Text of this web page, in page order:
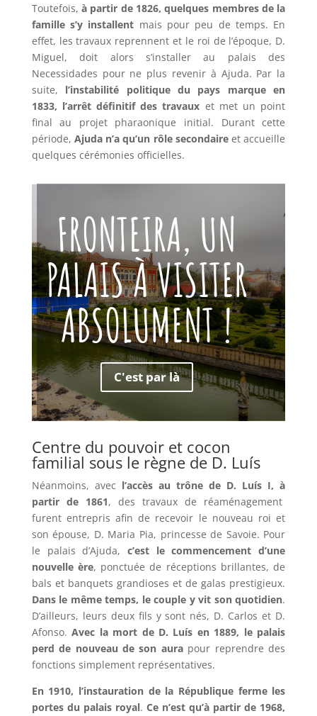
Toutefois,à partir de 1826, quelques membres de la
famille s’y installent mais pour peu de temps. En
effet, les travaux reprennent et le roi de l’époque, D.
Miguel, doit alors s’installer au palais des
Necessidades pour ne plus revenir à Ajuda. Par la
suite, l’instabilité politique du pays marque en
1833, l’arrêt définitif des travaux et met un point
final au projet pharaonique initial. Durant cette
période, Ajuda n’a qu’un rôle secondaireet accueille
quelques cérémonies officielles.
FRONTEIRA, UN
PALAIS À VISITER
ABSOLUMENT !
C'est par là
Centre du pouvoir et cocon
familial sous le règne de D. Luís
Néanmoins, avec l’accès au trône de D. Luís I, à
partir de 1861, des travaux de réaménagement
furent entrepris afin de recevoir le nouveau roi et
son épouse, D. Maria Pia, princesse de Savoie. Pour
le palais d’Ajuda, c’est le commencement d’une
nouvelle ère, ponctuée de réceptions brillantes, de
bals et banquets grandioses et de galas prestigieux.
Dans le même temps, le couple y vit son quotidien.
D’ailleurs, leurs deux fils y sont nés, D. Carlos et D.
Afonso.Avec la mort de D. Luís en 1889, le palais
perd de nouveau de son aurapour reprendre des
fonctions simplement représentatives.
En 1910, l’instauration de la République ferme les
portes du palais royal. Ce n’est qu’à partir de 1968,